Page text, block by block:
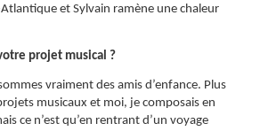
et Sylvain ramène une chaleur
projet musical ?
vraiment des amis d’enfance. Plus
musicaux et moi, je composais en
ce n’est qu’en rentrant d’un voyage